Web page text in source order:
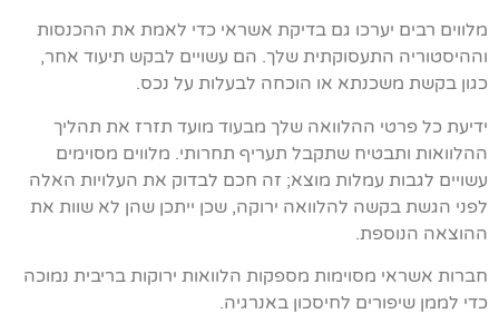
מלווים רבים יערכו גם בדיקת אשראי כדי לאמת את ההכנסות
וההיסטוריה התעסוקתית שלך. הם עשויים לבקש תיעוד אחר,
כגון בקשת משכנתא או הוכחה לבעלות על נכס.
ידיעת כל פרטי ההלוואה שלך מבעוד מועד תזרז את תהליך
ההלוואות ותבטיח שתקבל תעריף תחרותי. מלווים מסוימים
עשויים לגבות עמלות מוצא; זה חכם לבדוק את העלויות האלה
לפני הגשת בקשה להלוואה ירוקה, שכן ייתכן שהן לא שוות את
ההוצאה הנוספת.
חברות אשראי מסוימות מספקות הלוואות ירוקות בריבית נמוכה
כדי לממן שיפורים לחיסכון באנרגיה.